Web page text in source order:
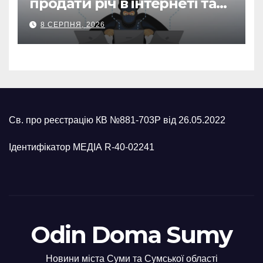
втратив 39,2 тис. грн з
карток матері
8 СЕРПНЯ, 2026
Св. про реєстрацію КВ №881-703Р від 26.05.2022
Ідентифікатор МЕДІА R-40-02241
Odin Doma Sumy
Новини міста Суми та Сумської області